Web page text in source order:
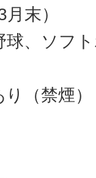
末）
球、ソフ
（禁煙）